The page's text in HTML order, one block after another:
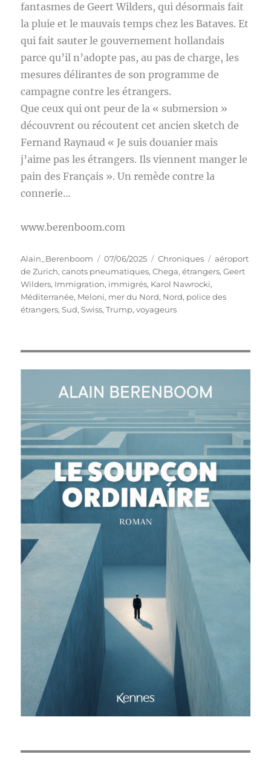
fantasmes de Geert Wilders, qui désormais fait
la pluie et le mauvais temps chez les Bataves. Et
qui fait sauter le gouvernement hollandais
parce qu’il n’adopte pas, au pas de charge, les
mesures délirantes de son programme de
campagne contre les étrangers.
Que ceux qui ont peur de la « submersion »
découvrent ou récoutent cet ancien sketch de
Fernand Raynaud « Je suis douanier mais
j’aime pas les étrangers. Ils viennent manger le
pain des Français ». Un remède contre la
connerie…
www.berenboom.com
Auteur
Alain_Berenboom
Publié
le
07/06/2025 Catégories
Chroniques Étiquettes
aéroport
de Zurich,canots pneumatiques,Chega,étrangers,Geert
Wilders, Immigration, immigrés, Karol Nawrocki,
Méditerranée, Meloni, mer du Nord, Nord, police des
étrangers,Sud,Swiss,Trump,voyageurs